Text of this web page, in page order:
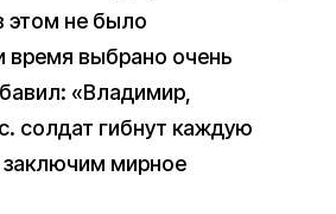
этом не было
время выбрано очень
«Владимир,
солдат гибнут каждую
мирное